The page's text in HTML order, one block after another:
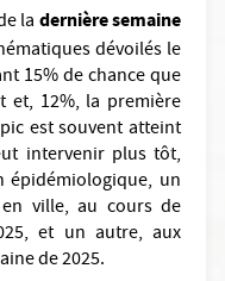
la dernière semaine
dévoilés le
15% de chance que
et, 12%, la première
est souvent atteint
intervenir plus tôt,
un
ville, au cours de
et un autre, aux
de 2025.